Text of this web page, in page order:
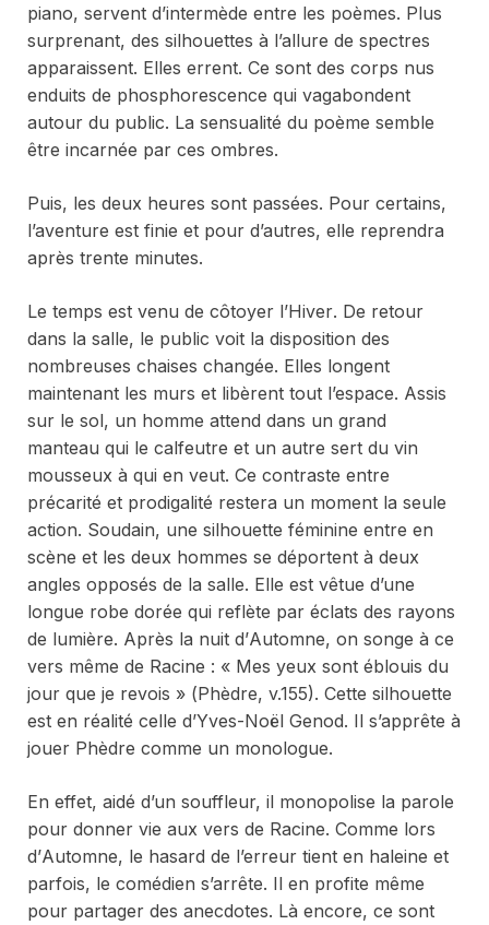
piano, servent d’intermède entre les poèmes. Plus
surprenant, des silhouettes à l’allure de spectres
apparaissent. Elles errent. Ce sont des corps nus
enduits de phosphorescence qui vagabondent
autour du public. La sensualité du poème semble
être incarnée par ces ombres.
Puis, les deux heures sont passées. Pour certains,
l’aventure est finie et pour d’autres, elle reprendra
après trente minutes.
Le temps est venu de côtoyer l’Hiver. De retour
dans la salle, le public voit la disposition des
nombreuses chaises changée. Elles longent
maintenant les murs et libèrent tout l’espace. Assis
sur le sol, un homme attend dans un grand
manteau qui le calfeutre et un autre sert du vin
mousseux à qui en veut. Ce contraste entre
précarité et prodigalité restera un moment la seule
action. Soudain, une silhouette féminine entre en
scène et les deux hommes se déportent à deux
angles opposés de la salle. Elle est vêtue d’une
longue robe dorée qui reflète par éclats des rayons
de lumière. Après la nuit d’Automne, on songe à ce
vers même de Racine : « Mes yeux sont éblouis du
jour que je revois » (Phèdre, v.155). Cette silhouette
est en réalité celle d’Yves-Noël Genod. Il s’apprête à
jouer Phèdre comme un monologue.
En effet, aidé d’un souffleur, il monopolise la parole
pour donner vie aux vers de Racine. Comme lors
d’Automne, le hasard de l’erreur tient en haleine et
parfois, le comédien s’arrête. Il en profite même
pour partager des anecdotes. Là encore, ce sont